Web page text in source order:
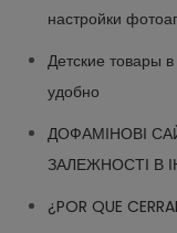
настройки
Детские товары
удобно
ДОФАМІНОВІ
ЗАЛЕЖНОСТІ В
¿POR QUE